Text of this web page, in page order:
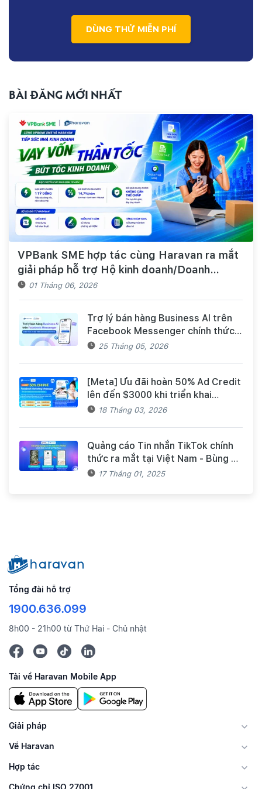
DÙNG THỬ MIỄN PHÍ
BÀI ĐĂNG MỚI NHẤT
VPBank SME hợp tác cùng Haravan ra mắt
giải pháp hỗ trợ Hộ kinh doanh/Doanh
nghiệp tiếp cận nguồn vốn và quản lý thuế,
hóa đơn điện tử hiệu quả
01 Tháng 06, 2026
Trợ lý bán hàng Business AI trên
Facebook Messenger chính thức
có mặt trên Haravan Harasocial
25 Tháng 05, 2026
[Meta] Ưu đãi hoàn 50% Ad Credit
lên đến $3000 khi triển khai
Facebook Marketing Messages
18 Tháng 03, 2026
Quảng cáo Tin nhắn TikTok chính
thức ra mắt tại Việt Nam - Bùng nổ
doanh số mùa Tết cùng TikTok và
17 Tháng 01, 2025
Tổng đài hỗ trợ
1900.636.099
8h00 - 21h00 từ Thứ Hai - Chủ nhật
Tải về Haravan Mobile App
Giải pháp
Về Haravan
Hợp tác